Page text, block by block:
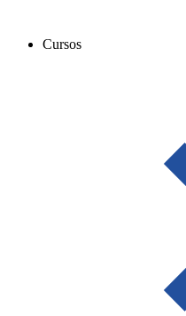
Cursos